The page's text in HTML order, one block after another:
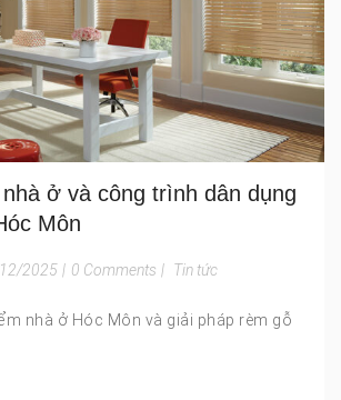
ở và công trình dân dụng
Môn
2025 | 0 Comments | Tin tức
nhà ở Hóc Môn và giải pháp rèm gỗ